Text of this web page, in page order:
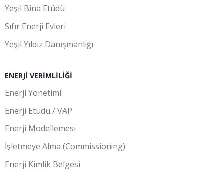
Yeşil Bina Etüdü
Sıfır Enerji Evleri
Yeşil Yıldız Danışmanlığı
ENERJI VERIMLILIĞI
Enerji Yönetimi
Enerji Etüdü / VAP
Enerji Modellemesi
İşletmeye Alma (Commissioning)
Enerji Kimlik Belgesi